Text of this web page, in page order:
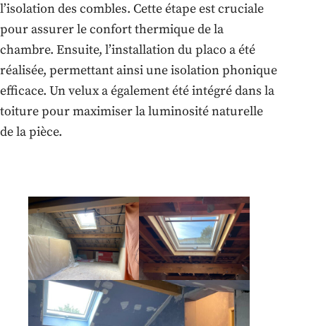
l’isolation des combles. Cette étape est cruciale
pour assurer le confort thermique de la
chambre. Ensuite, l’installation du placo a été
réalisée, permettant ainsi une isolation phonique
efficace. Un velux a également été intégré dans la
toiture pour maximiser la luminosité naturelle
de la pièce.